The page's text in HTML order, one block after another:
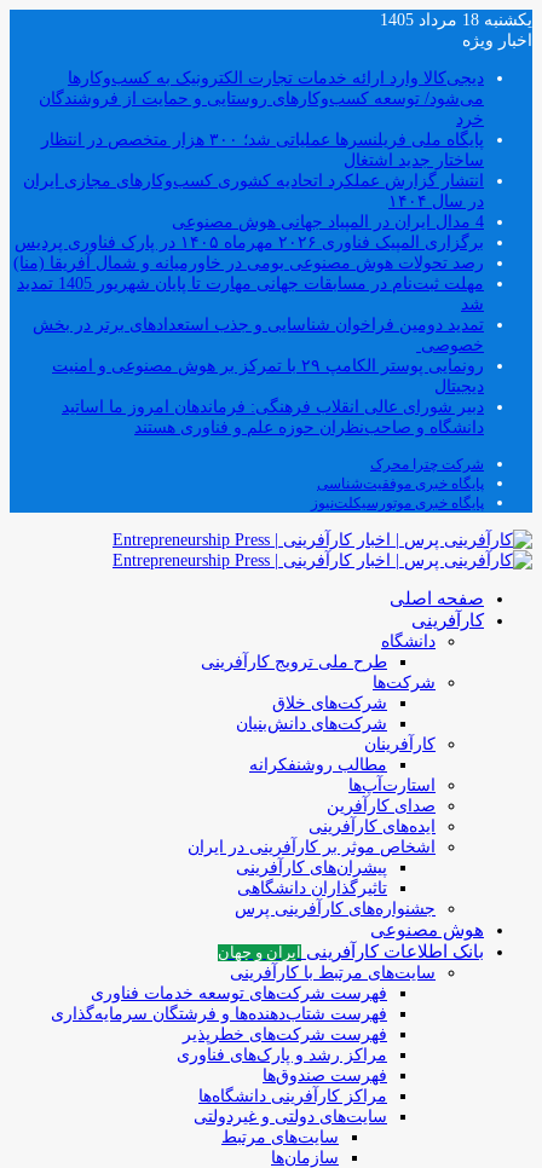
یکشنبه 18 مرداد 1405
اخبار ویژه
دیجی‌کالا وارد ارائه خدمات تجارت الکترونیک به کسب‌وکارها
می‌شود/ توسعه کسب‌وکارهای روستایی و حمایت از فروشندگان
خرد
پایگاه ملی فریلنسرها عملیاتی شد؛ ۳۰۰ هزار متخصص در انتظار
ساختار جدید اشتغال
انتشار گزارش عملکرد اتحادیه کشوری کسب‌وکارهای مجازی ایران
در سال ۱۴۰۴
4 مدال ایران در المپیاد جهانی هوش مصنوعی
برگزاری المپیک فناوری ۲۰۲۶ مهرماه ۱۴۰۵ در پارک فناوری پردیس
رصد تحولات هوش مصنوعی بومی در خاورمیانه و شمال آفریقا (منا)
مهلت ثبت‌نام در مسابقات جهانی مهارت تا پایان شهریور 1405 تمدید
شد
تمدید دومین فراخوان شناسایی و جذب استعدادهای برتر در بخش
خصوصی
رونمایی پوستر الکامپ ۲۹ با تمرکز بر هوش مصنوعی و امنیت
دیجیتال
دبیر شورای عالی انقلاب فرهنگی: فرماندهان امروز ما اساتید
دانشگاه و صاحب‌نظران حوزه علم و فناوری هستند
شرکت چترا محرک
پایگاه خبری موفقیت‌شناسی
پایگاه خبری موتورسیکلت‌نیوز
صفحه اصلی
کارآفرینی
دانشگاه
طرح ملی ترویج کارآفرینی
شرکت‌ها
شرکت‌های خلاق
شرکت‌های دانش‌بنیان
کارآفرینان
مطالب روشنفکرانه
استارت‌آپ‌ها
صدای کارآفرین
ایده‌های کارآفرینی
اشخاص موثر بر کارآفرینی در ایران
پیشران‌های کارآفرینی
تاثیرگذاران دانشگاهی
جشنواره‌های کارآفرینی‌ پرس
هوش مصنوعی
بانک اطلاعات کارآفرینی
ایران و جهان
سایت‌های مرتبط با کارآفرینی
فهرست شرکت‌های‌‌ توسعه‌ خدمات فناوری
فهرست شتاب‌دهنده‌ها‌ و فرشتگان‌ سرمایه‌گذاری
فهرست شرکت‌های خطرپذیر
مراکز رشد و پارک‌های فناوری
فهرست صندوق‌ها
مراکز کارآفرینی دانشگاه‌ها
سایت‌های دولتی و غیردولتی
سایت‌های مرتبط
سازمان‌ها